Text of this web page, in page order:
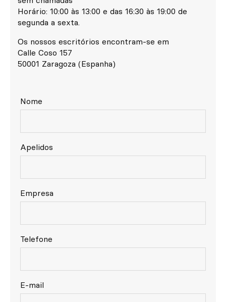
Horário: 10:00 às 13:00 e das 16:30 às 19:00 de
segunda a sexta.
Os nossos escritórios encontram-se em
Calle Coso 157
50001 Zaragoza (Espanha)
Nome
Apelidos
Empresa
Telefone
E-mail